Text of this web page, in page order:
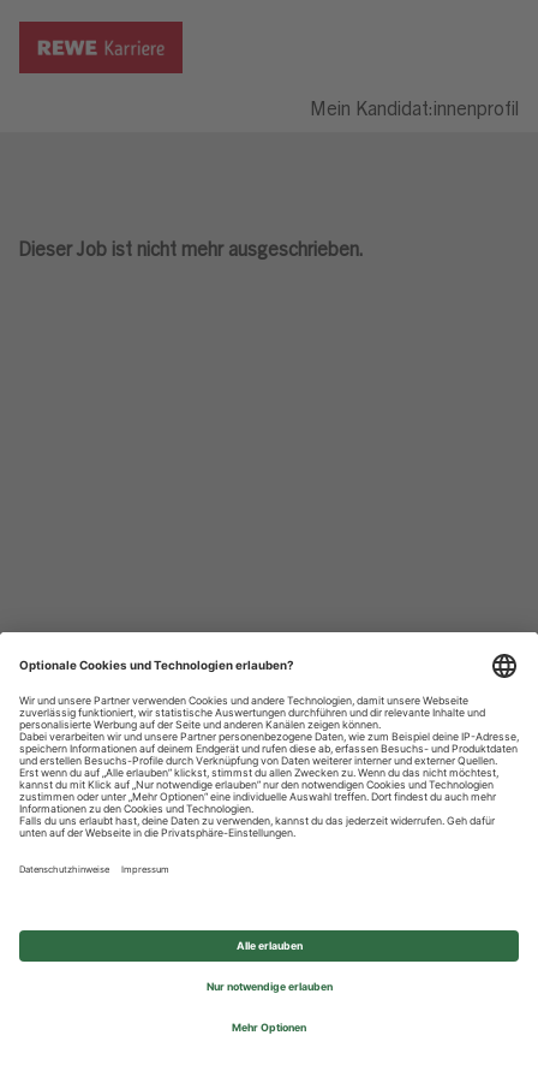
Mein Kandidat:innenprofil
Dieser Job ist nicht mehr ausgeschrieben.
Datenschutzhinweise
Impressum
Privatsphäre-Einstellungen
© 2026 REWE Group - All rights reserved